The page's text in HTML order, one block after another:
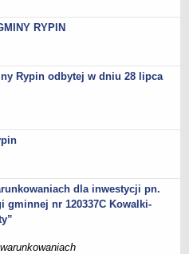
zagospodarowania
granice oraz siedziby
opis granic okręgów wyborczych
RYPIN
Rypin odbytej w dniu 28 lipca
dla inwestycji pn.
gminnej nr 120337C Kowalki-